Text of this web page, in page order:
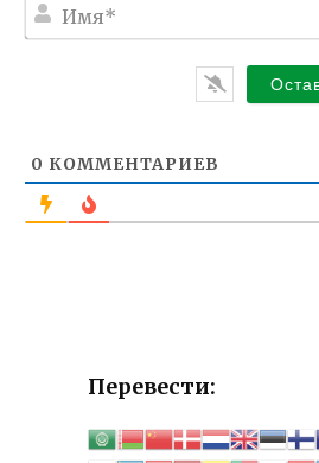
0 КОММЕНТАРИЕВ
Перевести: